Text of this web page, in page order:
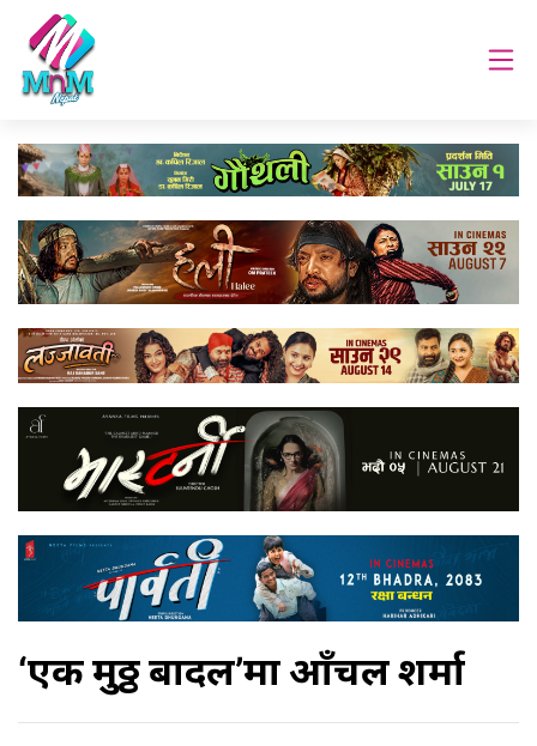
‘एक मुठ्ठी बादल’मा आँचल शर्मा